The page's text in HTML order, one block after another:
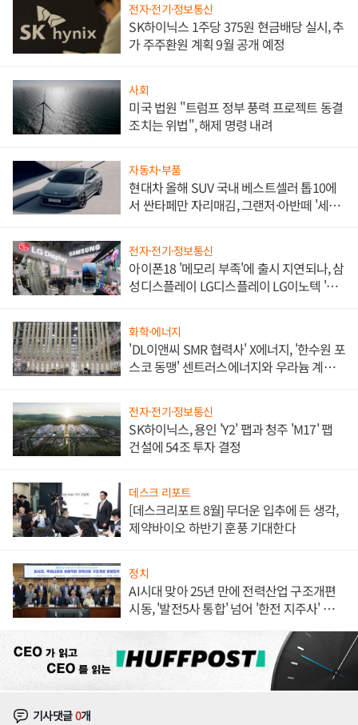
전자·전기·정보통신
SK하이닉스 1주당 375원 현금배당 실시, 추
가 주주환원 계획 9월 공개 예정
사회
미국 법원 "트럼프 정부 풍력 프로젝트 동결
조치는 위법", 해제 명령 내려
자동차·부품
현대차 올해 SUV 국내 베스트셀러 톱10에
서 싼타페만 자리매김, 그랜저·아반떼 '세단
전자·전기·정보통신
아이폰18 '메모리 부족'에 출시 지연되나, 삼
성디스플레이 LG디스플레이 LG이노텍 '탈
화학·에너지
'DL이앤씨 SMR 협력사' X에너지, '한수원 포
스코 동맹' 센트러스에너지와 우라늄 계약
전자·전기·정보통신
SK하이닉스, 용인 'Y2' 팹과 청주 'M17' 팹
건설에 54조 투자 결정
데스크 리포트
[데스크리포트 8월] 무더운 입추에 든 생각,
제약바이오 하반기 훈풍 기대한다
정치
AI시대 맞아 25년 만에 전력산업 구조개편
시동, '발전5사 통합' 넘어 '한전 지주사' 재편
기사댓글0개